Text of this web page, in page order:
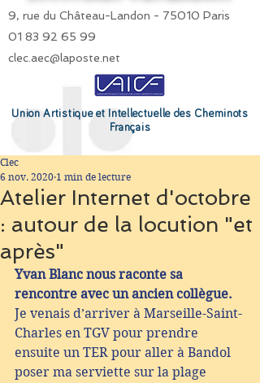
9, rue du Château-Landon - 75010 Paris
01 83 92 65 99
clec.aec@laposte.net
Union Artistique et Intellectuelle des Cheminots
Français
Atelier Internet d'octobre
: autour de la locution "et
après"
Clec
6 nov. 2020 1 min de lecture
Yvan Blanc nous raconte sa
rencontre avec un ancien collègue.
Je venais d’arriver à Marseille-Saint-
Charles en TGV pour prendre
ensuite un TER pour aller à Bandol
poser ma serviette sur la plage